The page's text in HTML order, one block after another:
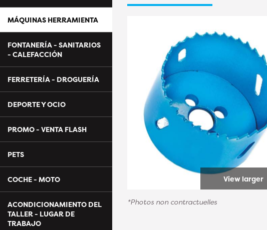
MÁQUINAS HERRAMIENTA
FONTANERÍA - SANITARIOS
- CALEFACCIÓN
FERRETERÍA - DROGUERÍA
DEPORTE Y OCIO
PROMO - VENTA FLASH
PETS
COCHE - MOTO
ACONDICIONAMIENTO DEL
TALLER - LUGAR DE
TRABAJO
View larger
*Photos non contractuelles